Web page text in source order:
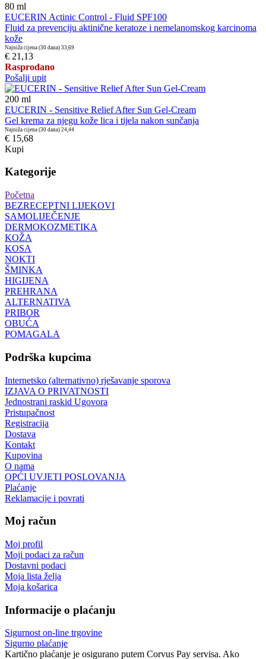
80 ml
EUCERIN Actinic Control - Fluid SPF100
Fluid za prevenciju aktinične keratoze i nemelanomskog karcinoma
kože
Najniža cijena (30 dana) 33,69
€ 21,13
Rasprodano
Pošalji upit
200 ml
EUCERIN - Sensitive Relief After Sun Gel-Cream
Gel krema za njegu kože lica i tijela nakon sunčanja
Najniža cijena (30 dana) 24,44
€ 15,68
Kupi
Kategorije
Početna
BEZRECEPTNI LIJEKOVI
SAMOLIJEČENJE
DERMOKOZMETIKA
KOŽA
KOSA
NOKTI
ŠMINKA
HIGIJENA
PREHRANA
ALTERNATIVA
PRIBOR
OBUĆA
POMAGALA
Podrška kupcima
Internetsko (alternativno) rješavanje sporova
IZJAVA O PRIVATNOSTI
Jednostrani raskid Ugovora
Pristupačnost
Registracija
Dostava
Kontakt
Kupovina
O nama
OPĆI UVJETI POSLOVANJA
Plaćanje
Reklamacije i povrati
Moj račun
Moj profil
Moji podaci za račun
Dostavni podaci
Moja lista želja
Moja košarica
Informacije o plaćanju
Sigurnost on-line trgovine
Sigurno plaćanje
Kartično plaćanje je osigurano putem Corvus Pay servisa. Ako